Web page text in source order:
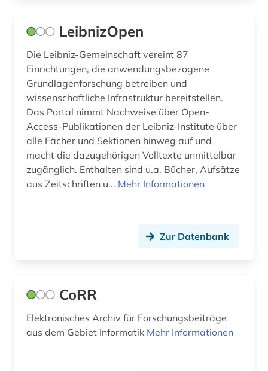
LeibnizOpen
Die Leibniz-Gemeinschaft vereint 87
Einrichtungen, die anwendungsbezogene
Grundlagenforschung betreiben und
wissenschaftliche Infrastruktur bereitstellen.
Das Portal nimmt Nachweise über Open-
Access-Publikationen der Leibniz-Institute über
alle Fächer und Sektionen hinweg auf und
macht die dazugehörigen Volltexte unmittelbar
zugänglich. Enthalten sind u.a. Bücher, Aufsätze
aus Zeitschriften u... Mehr Informationen
Zur Datenbank
CoRR
Elektronisches Archiv für Forschungsbeiträge
aus dem Gebiet Informatik Mehr Informationen